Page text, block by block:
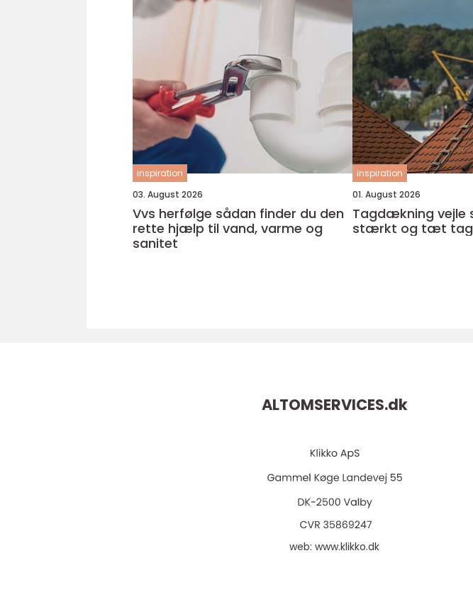
inspiration
03. August 2026
Vvs herfølge sådan finder du den
rette hjælp til vand, varme og
sanitet
inspiration
01. August 2026
Tagdækning vejle sådan får du et
stærkt og tæt tag
ALTOMSERVICES.dk
web:www.klikko.dk